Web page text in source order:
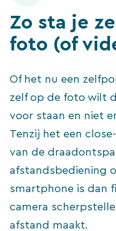
Zo sta je
foto (of
Of het nu een
zelf op de foto wilt
voor staan en niet
Tenzij het een
van de
afstandsbediening
smartphone is dan
camera
afstand maakt.